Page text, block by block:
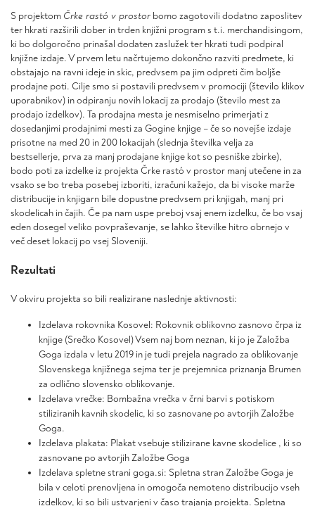
S projektom Črke rastó v prostor bomo zagotovili dodatno zaposlitev
ter hkrati razširili dober in trden knjižni program s t.i. merchandisingom,
ki bo dolgoročno prinašal dodaten zaslužek ter hkrati tudi podpiral
knjižne izdaje. V prvem letu načrtujemo dokončno razviti predmete, ki
obstajajo na ravni ideje in skic, predvsem pa jim odpreti čim boljše
prodajne poti. Cilje smo si postavili predvsem v promociji (število klikov
uporabnikov) in odpiranju novih lokacij za prodajo (število mest za
prodajo izdelkov). Ta prodajna mesta je nesmiselno primerjati z
dosedanjimi prodajnimi mesti za Gogine knjige – če so novejše izdaje
prisotne na med 20 in 200 lokacijah (slednja številka velja za
bestsellerje, prva za manj prodajane knjige kot so pesniške zbirke),
bodo poti za izdelke iz projekta Črke rastó v prostor manj utečene in za
vsako se bo treba posebej izboriti, izračuni kažejo, da bi visoke marže
distribucije in knjigarn bile dopustne predvsem pri knjigah, manj pri
skodelicah in čajih. Če pa nam uspe preboj vsaj enem izdelku, če bo vsaj
eden dosegel veliko povpraševanje, se lahko številke hitro obrnejo v
več deset lokacij po vsej Sloveniji.
Rezultati
V okviru projekta so bili realizirane naslednje aktivnosti:
Izdelava rokovnika Kosovel: Rokovnik oblikovno zasnovo črpa iz
knjige (Srečko Kosovel) Vsem naj bom neznan, ki jo je Založba
Goga izdala v letu 2019 in je tudi prejela nagrado za oblikovanje
Slovenskega knjižnega sejma ter je prejemnica priznanja Brumen
za odlično slovensko oblikovanje.
Izdelava vrečke: Bombažna vrečka v črni barvi s potiskom
stiliziranih kavnih skodelic, ki so zasnovane po avtorjih Založbe
Goga.
Izdelava plakata: Plakat vsebuje stilizirane kavne skodelice , ki so
zasnovane po avtorjih Založbe Goga
Izdelava spletne strani goga.si: Spletna stran Založbe Goga je
bila v celoti prenovljena in omogoča nemoteno distribucijo vseh
izdelkov, ki so bili ustvarjeni v časo trajanja projekta. Spletna